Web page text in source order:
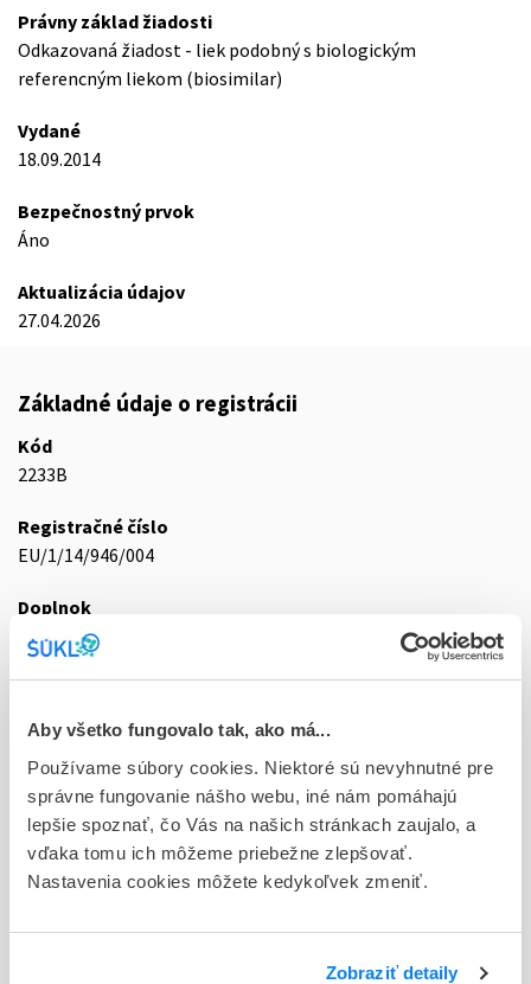
Aby všetko fungovalo tak, ako má...
Používame súbory cookies. Niektoré sú nevyhnutné pre
správne fungovanie nášho webu, iné nám pomáhajú
lepšie spoznať, čo Vás na našich stránkach zaujalo, a
vďaka tomu ich môžeme priebežne zlepšovať.
Nastavenia cookies môžete kedykoľvek zmeniť.
Zobraziť detaily
Právny základ žiadosti
Odkazovaná žiadost - liek podobný s biologickým
referencným liekom (biosimilar)
Vydané
18.09.2014
Bezpečnostný prvok
Áno
Aktualizácia údajov
27.04.2026
Základné údaje o registrácii
Kód
2233B
Registračné číslo
EU/1/14/946/004
Doplnok
sol ijf 5x0,5 ml (striek.inj.napl.skl.)
Stav
E - EU registrácia
Typ registračnej procedúry
Európska
Držiteľ, krajina
Accord Healthcare S.L.U, Španielsko
Indikačná skupina